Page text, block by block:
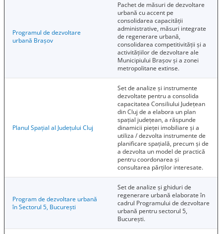
Programul de dezvoltare
urbană Brașov
Pachet de măsuri de dezvoltare
urbană cu accent pe
consolidarea capacității
administrative, măsuri integrate
de regenerare urbană,
consolidarea competitivității și a
activitățiilor de dezvoltare ale
Municipiului Brașov și a zonei
metropolitane extinse.
Planul Spațial al Județului Cluj
Set de analize și instrumente
dezvoltate pentru a consolida
capacitatea Consiliului Județean
din Cluj de a elabora un plan
spațial județean, a răspunde
dinamicii pieței imobiliare și a
utiliza / dezvolta instrumente de
planificare spațială, precum și de
a dezvolta un model de practică
pentru coordonarea și
consultarea părților interesate.
Program de dezvoltare urbană
în Sectorul 5, București
Set de analize și ghiduri de
regenerare urbană elaborate în
cadrul Programului de dezvoltare
urbană pentru sectorul 5,
București.